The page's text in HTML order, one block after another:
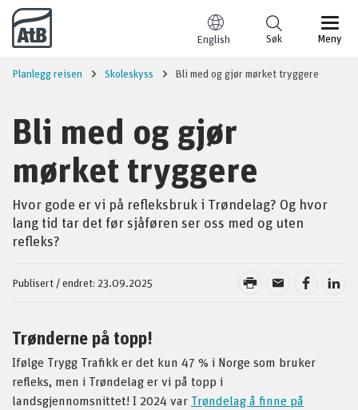
Til innhold
English Meny
Søk
Planlegg reisen Skoleskyss Bli med og gjør mørket tryggere
Bli med og gjør
mørket tryggere
Hvor gode er vi på refleksbruk i Trøndelag? Og hvor
lang tid tar det før sjåføren ser oss med og uten
refleks?
Publisert / endret: 23.09.2025
Trønderne på topp!
Ifølge Trygg Trafikk er det kun 47 % i Norge som bruker
refleks, men i Trøndelag er vi på topp i
landsgjennomsnittet! I 2024 var Trøndelag å finne på